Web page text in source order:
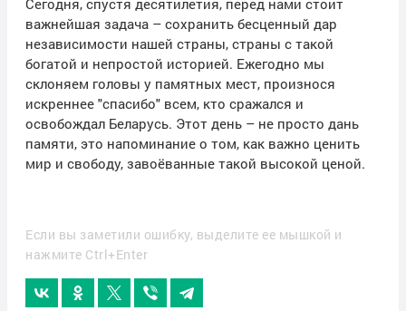
Сегодня, спустя десятилетия, перед нами стоит
важнейшая задача – сохранить бесценный дар
независимости нашей страны, страны с такой
богатой и непростой историей. Ежегодно мы
склоняем головы у памятных мест, произнося
искреннее "спасибо" всем, кто сражался и
освобождал Беларусь. Этот день – не просто дань
памяти, это напоминание о том, как важно ценить
мир и свободу, завоёванные такой высокой ценой.
Если вы заметили ошибку, выделите ее мышкой и
нажмите Ctrl+Enter